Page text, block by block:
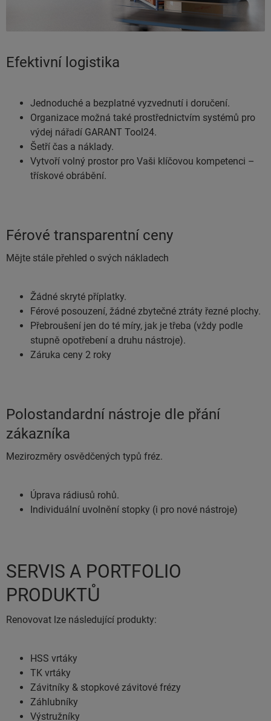
Efektivní logistika
Jednoduché a bezplatné vyzvednutí i doručení.
Organizace možná také prostřednictvím systémů pro
výdej nářadí GARANT Tool24.
Šetří čas a náklady.
Vytvoří volný prostor pro Vaši klíčovou kompetenci –
třískové obrábění.
Férové transparentní ceny
Mějte stále přehled o svých nákladech
Žádné skryté příplatky.
Férové posouzení, žádné zbytečné ztráty řezné plochy.
Přebroušení jen do té míry, jak je třeba (vždy podle
stupně opotřebení a druhu nástroje).
Záruka ceny 2 roky
Polostandardní nástroje dle přání
zákazníka
Mezirozměry osvědčených typů fréz.
Úprava rádiusů rohů.
Individuální uvolnění stopky (i pro nové nástroje)
SERVIS A PORTFOLIO
PRODUKTŮ
Renovovat lze následující produkty:
HSS vrtáky
TK vrtáky
Závitníky & stopkové závitové frézy
Záhlubníky
Výstružníky